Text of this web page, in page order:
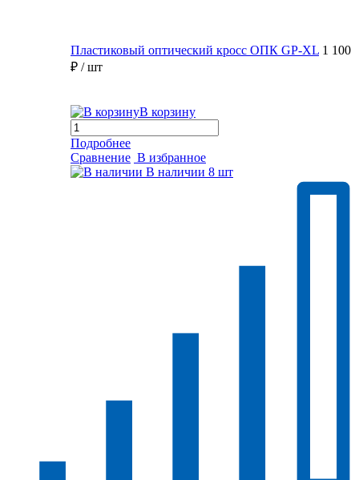
Пластиковый оптический кросс ОПК GP-XL 1 100
₽ / шт
В корзину
Подробнее
Сравнение В избранное
В наличии 8 шт